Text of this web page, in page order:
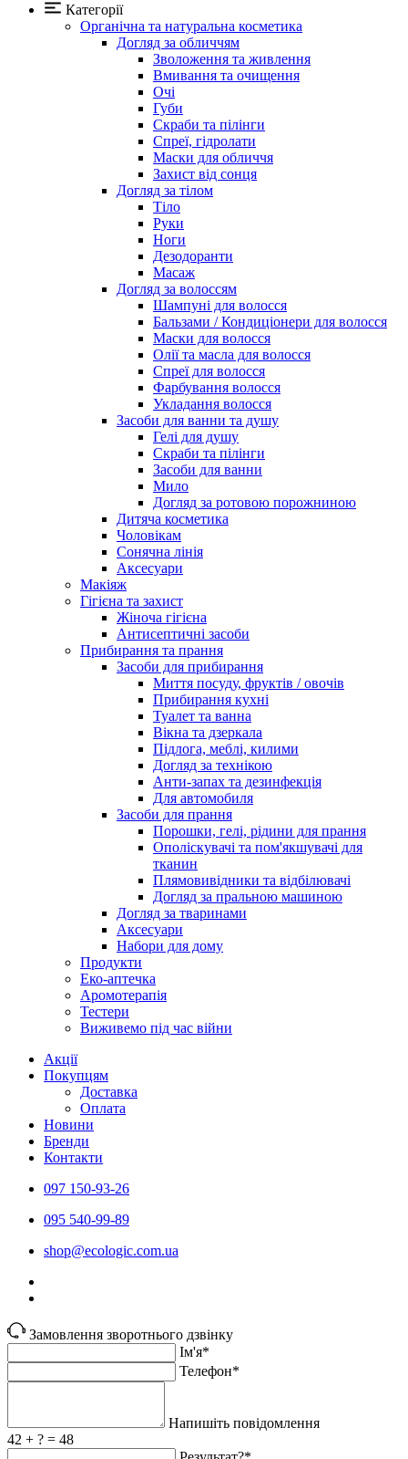
Категорії
Органічна та натуральна косметика
Догляд за обличчям
Зволоження та живлення
Вмивання та очищення
Очі
Губи
Скраби та пілінги
Спреї, гідролати
Маски для обличчя
Захист від сонця
Догляд за тілом
Тіло
Руки
Ноги
Дезодоранти
Масаж
Догляд за волоссям
Шампуні для волосся
Бальзами / Кондиціонери для волосся
Маски для волосся
Олії та масла для волосся
Спреї для волосся
Фарбування волосся
Укладання волосся
Засоби для ванни та душу
Гелі для душу
Скраби та пілінги
Засоби для ванни
Мило
Догляд за ротовою порожниною
Дитяча косметика
Чоловікам
Сонячна лінія
Аксесуари
Макіяж
Гігієна та захист
Жіноча гігієна
Антисептичні засоби
Прибирання та прання
Засоби для прибирання
Миття посуду, фруктів / овочів
Прибирання кухні
Туалет та ванна
Вікна та дзеркала
Підлога, меблі, килими
Догляд за технікою
Анти-запах та дезинфекція
Для автомобиля
Засоби для прання
Порошки, гелі, рідини для прання
Ополіскувачі та пом'якшувачі для
тканин
Плямовивідники та відбілювачі
Догляд за пральною машиною
Догляд за тваринами
Аксесуари
Набори для дому
Продукти
Еко-аптечка
Аромотерапія
Тестери
Виживемо під час війни
Акції
Покупцям
Доставка
Оплата
Новини
Бренди
Контакти
097 150-93-26
095 540-99-89
shoр@ecologic.com.ua
Замовлення зворотнього дзвінку
Ім'я*
Телефон*
Напишіть повідомлення
42 + ? = 48